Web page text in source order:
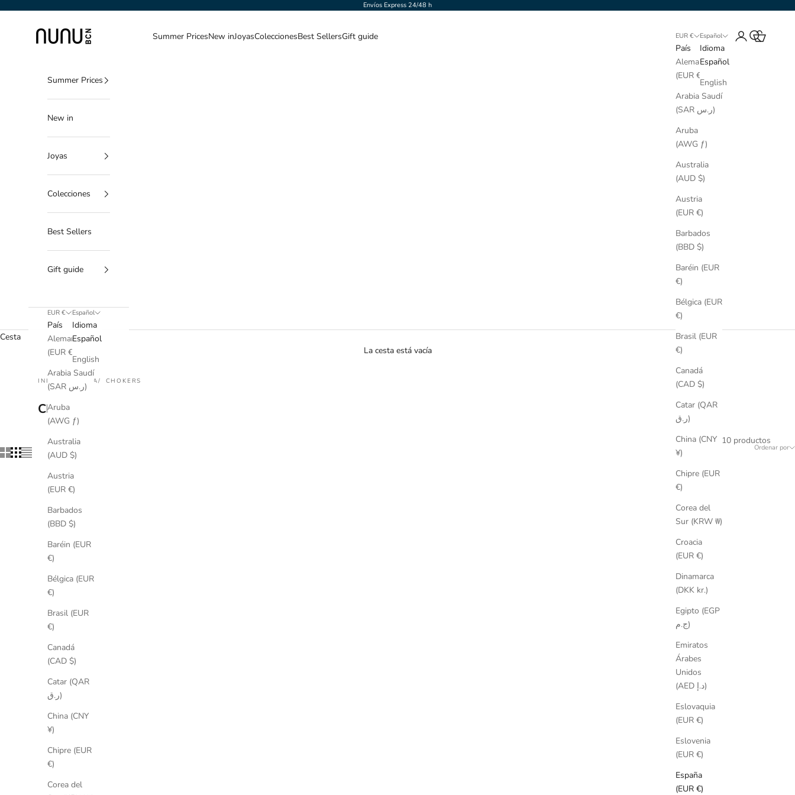
Envíos Express 24/48 h
NUNU BARCELONA
Summer PricesNew inJoyasColeccionesBest SellersGift guide EUR €
País
Alemania
(EUR €)
Arabia Saudí
(SAR ر.س)
Aruba
(AWG ƒ)
Australia
(AUD $)
Austria
(EUR €)
Barbados
(BBD $)
Baréin (EUR
€)
Bélgica (EUR
€)
Brasil (EUR
€)
Canadá
(CAD $)
Catar (QAR
ر.ق)
China (CNY
¥)
Chipre (EUR
€)
Corea del
Sur (KRW ₩)
Croacia
(EUR €)
Dinamarca
(DKK kr.)
Egipto (EGP
ج.م)
Emiratos
Árabes
Unidos
(AED د.إ)
Eslovaquia
(EUR €)
Eslovenia
(EUR €)
España
(EUR €)
Español
Idioma
Español
English
Iniciar sesión
Buscar
Cesta
Summer Prices
New in
Joyas
Colecciones
Best Sellers
Gift guide
EUR €
País
Alemania
(EUR €)
Arabia Saudí
(SAR ر.س)
Aruba
(AWG ƒ)
Australia
(AUD $)
Austria
(EUR €)
Barbados
(BBD $)
Baréin (EUR
€)
Bélgica (EUR
€)
Brasil (EUR
€)
Canadá
(CAD $)
Catar (QAR
ر.ق)
China (CNY
¥)
Chipre (EUR
€)
Corea del
Español
Idioma
Español
English
Cesta
La cesta está vacía
INICIO TIENDA CHOKERS
Chokers
Ordenar por
10 productos
Choker Nefertiti
Baño de Oro 18kt / Rodio Blanco
Baño de Oro 18kt / Piedra natural
Precio de oferta
€156,00